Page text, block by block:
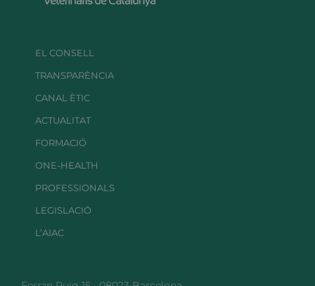
EL CONSELL
TRANSPARÈNCIA
CANAL ÈTIC
ACTUALITAT
FORMACIÓ
ONE-HEALTH
PROFESSIONALS
LEGISLACIÓ
L’AIAC